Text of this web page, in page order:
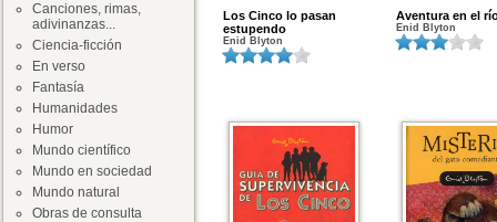
Canciones, rimas,
adivinanzas...
Ciencia-ficción
En verso
Fantasía
Humanidades
Humor
Mundo científico
Mundo en sociedad
Mundo natural
Obras de consulta
Los Cinco lo pasan
estupendo
Enid Blyton
Aventura en el
Enid Blyton